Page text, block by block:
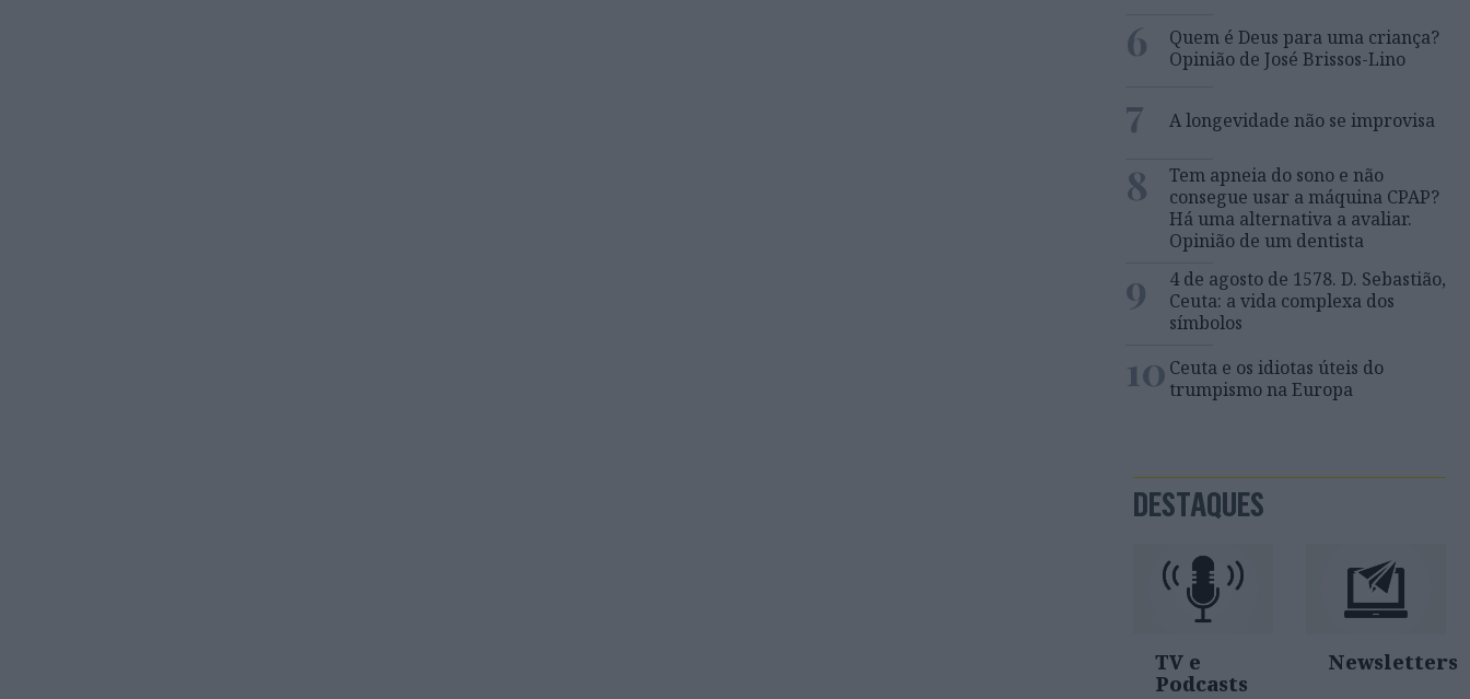
6
Quem é Deus para uma criança?
Opinião de José Brissos-Lino
7 A longevidade não se improvisa
8
Tem apneia do sono e não
consegue usar a máquina CPAP?
Há uma alternativa a avaliar.
Opinião de um dentista
9
4 de agosto de 1578. D. Sebastião,
Ceuta: a vida complexa dos
símbolos
10 Ceuta e os idiotas úteis do
trumpismo na Europa
DESTAQUES
TV e
Podcasts
Newsletters